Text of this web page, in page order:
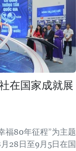
在国家成就展
福80年征程”为主题
28日至9月5日在国